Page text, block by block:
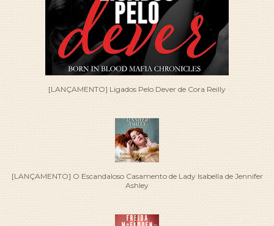
[LANÇAMENTO] Ligados Pelo Dever de Cora Reilly
[LANÇAMENTO] O Escandaloso Casamento de Lady Isabella de Jennifer
Ashley